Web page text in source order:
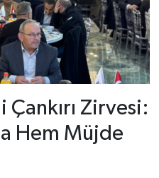
Zirvesi:
Hem Müjde